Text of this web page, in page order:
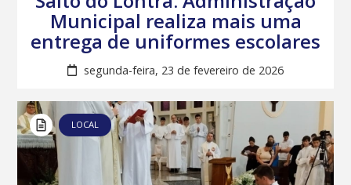
Municipal realiza mais uma
entrega de uniformes escolares
segunda-feira, 23 de fevereiro de 2026
LOCAL